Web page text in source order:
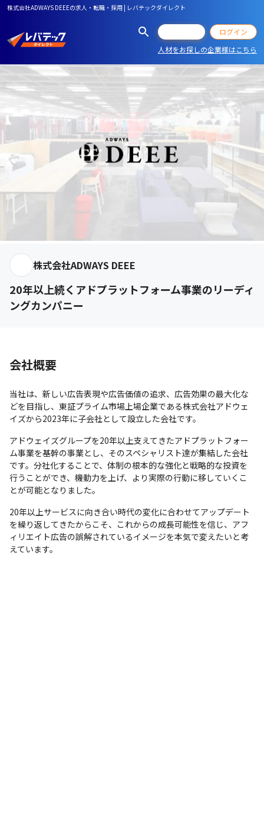
株式会社ADWAYS DEEEの求人・転職・採用 | レバテックダイレクト
ログイン
人材をお探しの企業様はこちら
株式会社ADWAYS DEEE
20年以上続くアドプラットフォーム事業のリーディ
ングカンパニー
会社概要
当社は、新しい広告表現や広告価値の追求、広告効果の最大化な
どを目指し、東証プライム市場上場企業である株式会社アドウェ
イズから2023年に子会社として設立した会社です。
アドウェイズグループを20年以上支えてきたアドプラットフォー
ム事業を基幹の事業とし、そのスペシャリスト達が集結した会社
です。分社化することで、体制の根本的な強化と戦略的な投資を
行うことができ、機動力を上げ、より実際の行動に移していくこ
とが可能となりました。
20年以上サービスに向き合い時代の変化に合わせてアップデート
を繰り返してきたからこそ、これからの成長可能性を信じ、アフ
ィリエイト広告の誤解されているイメージを本気で変えたいと考
えています。